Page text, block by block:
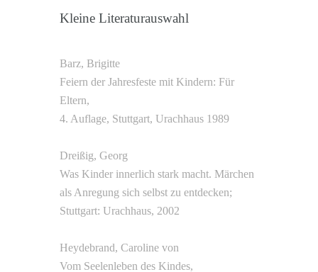
Kleine Literaturauswahl
Barz, Brigitte
Feiern der Jahresfeste mit Kindern: Für
Eltern,
4. Auflage, Stuttgart, Urachhaus 1989
Dreißig, Georg
Was Kinder innerlich stark macht. Märchen
als Anregung sich selbst zu entdecken;
Stuttgart: Urachhaus, 2002
Heydebrand, Caroline von
Vom Seelenleben des Kindes,